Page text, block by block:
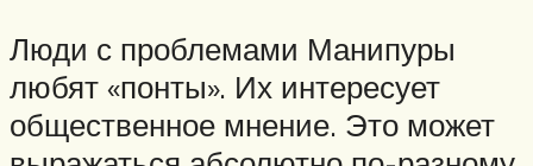
Люди с проблемами Манипуры
любят «понты». Их интересует
общественное мнение. Это может